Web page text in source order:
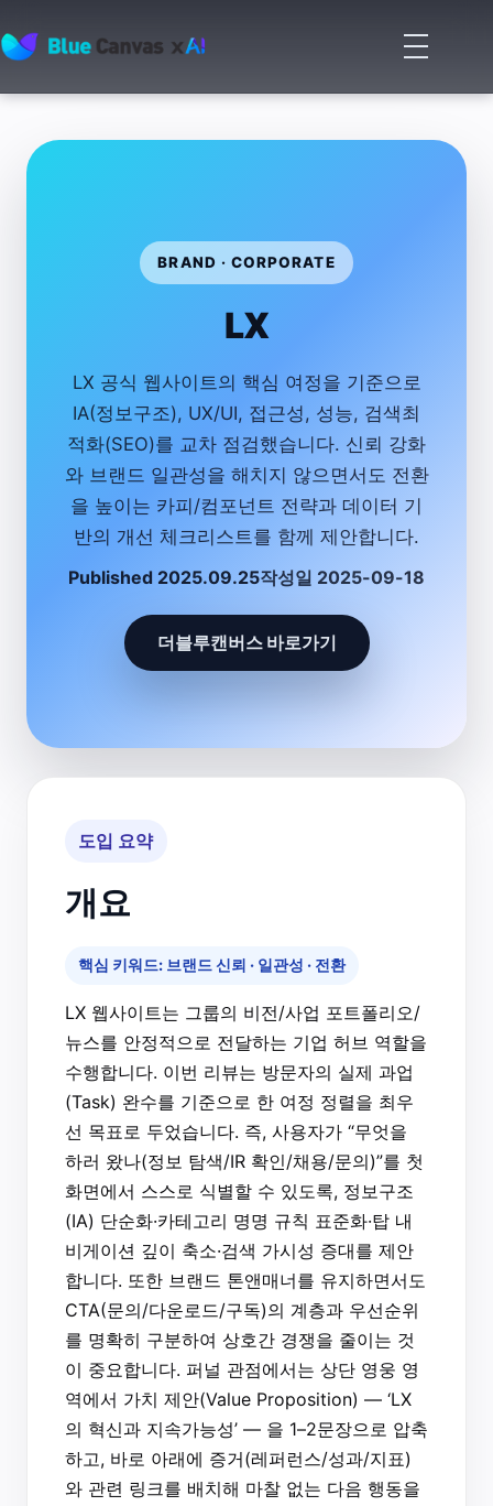
BLUECANVAS
메
뉴
기
BRAND · CORPORATE
LX
LX 공식 웹사이트의 핵심 여정을 기준으로
IA(정보구조), UX/UI, 접근성, 성능, 검색최
적화(SEO)를 교차 점검했습니다. 신뢰 강화
와 브랜드 일관성을 해치지 않으면서도 전환
을 높이는 카피/컴포넌트 전략과 데이터 기
반의 개선 체크리스트를 함께 제안합니다.
Published 2025.09.25작성일 2025-09-18
더블루캔버스 바로가기
도입 요약
개요
핵심 키워드: 브랜드 신뢰 · 일관성 · 전환
LX 웹사이트는 그룹의 비전/사업 포트폴리오/
뉴스를 안정적으로 전달하는 기업 허브 역할을
수행합니다. 이번 리뷰는 방문자의 실제 과업
(Task) 완수를 기준으로 한 여정 정렬을 최우
선 목표로 두었습니다. 즉, 사용자가 “무엇을
하러 왔나(정보 탐색/IR 확인/채용/문의)”를 첫
화면에서 스스로 식별할 수 있도록, 정보구조
(IA) 단순화·카테고리 명명 규칙 표준화·탑 내
비게이션 깊이 축소·검색 가시성 증대를 제안
합니다. 또한 브랜드 톤앤매너를 유지하면서도
CTA(문의/다운로드/구독)의 계층과 우선순위
를 명확히 구분하여 상호간 경쟁을 줄이는 것
이 중요합니다. 퍼널 관점에서는 상단 영웅 영
역에서 가치 제안(Value Proposition) — ‘LX
의 혁신과 지속가능성’ — 을 1–2문장으로 압축
하고, 바로 아래에 증거(레퍼런스/성과/지표)
와 관련 링크를 배치해 마찰 없는 다음 행동을